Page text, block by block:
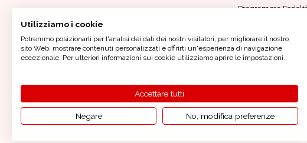
Programma
Codice etico
Oro In Euro Italia S.p.A. - Sede Legale: Piazza IV
Utilizziamo i cookie
Potremmo posizionarli per l'analisi dei dati dei nostri visitatori, per migliorare il nostro
sito Web, mostrare contenuti personalizzati e offrirti un'esperienza di navigazione
eccezionale. Per ulteriori informazioni sui cookie utilizziamo aprire le impostazioni.
Accettare tutti
Negare No, modifica preferenze